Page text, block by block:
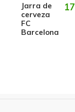
Jarra de
cerveza
FC
Barcelona